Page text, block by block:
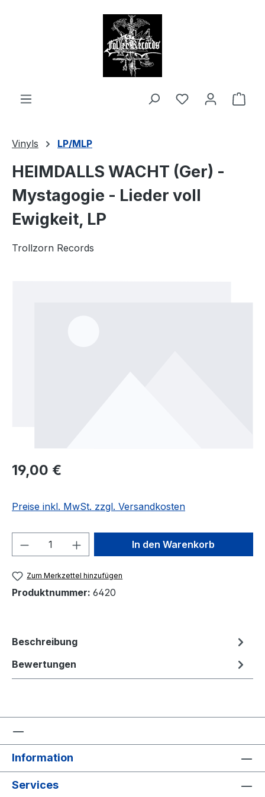
Vinyls LP/MLP
HEIMDALLS WACHT (Ger) -
Mystagogie - Lieder voll
Ewigkeit, LP
Trollzorn Records
Regulärer Preis:
19,00 €
Preise inkl. MwSt. zzgl. Versandkosten
Produkt Anzahl: Gib denIn den Warenkorb
Zum Merkzettel hinzufügen
Produktnummer: 6420
Beschreibung
Bewertungen
Information
Services